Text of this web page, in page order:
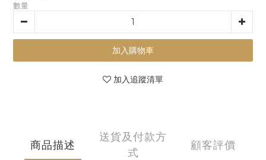
數量
加入購物車
加入追蹤清單
商品描述
送貨及付款方
式
顧客評價